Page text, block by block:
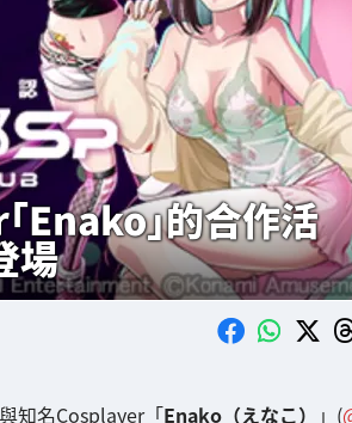
Enako」的合作活
場
知名Cosplayer「Enako（えなこ） 」(